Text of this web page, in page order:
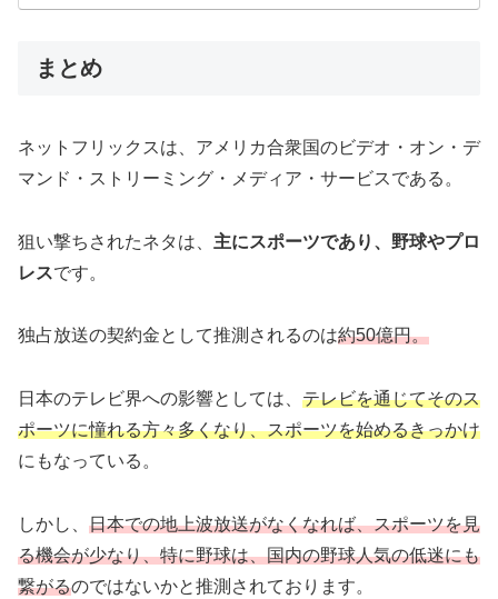
まとめ
ネットフリックスは、アメリカ合衆国のビデオ・オン・デ
マンド・ストリーミング・メディア・サービスである。
狙い撃ちされたネタは、 主にスポーツであり、野球やプロ
レスです。
独占放送の契約金として推測されるのは約50億円。
日本のテレビ界への影響としては、 テレビを通じてそのス
ポーツに憧れる方々多くなり、スポーツを始めるきっかけ
にもなっている。
しかし、 日本での地上波放送がなくなれば、スポーツを見
る機会が少なり、特に野球は、国内の野球人気の低迷にも
繋がるのではないかと推測されております。